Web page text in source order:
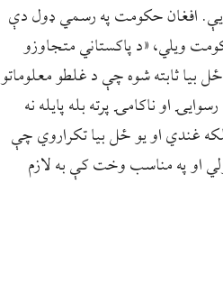
یې. افغان حکومت په رسمي ډول دې
ویلي، «د پاکستاني متجاوزو
بيا ثابته شوه چې د غلطو معلوماتو
او ناکامۍ پرته بله پايله نه
غندي او يو ځل بيا تکراروي چې
او په مناسب وخت کې به لازم